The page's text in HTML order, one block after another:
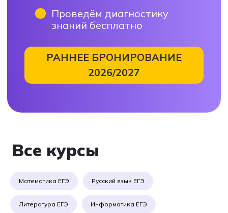
Математика ЕГЭ Русский язык ЕГЭ
Литература ЕГЭ Информатика ЕГЭ
в Мобиус Класс
на обработку персональных данных
Расскажем, как проходят занятия,
и формат обучения